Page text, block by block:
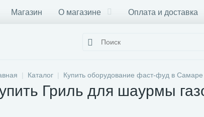
Магазин О магазине Оплата и доставка
Каталог Купить оборудование фаст-фуд в Самаре
Гриль для шаурмы